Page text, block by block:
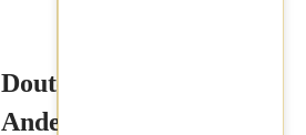
Doutor
Anderson